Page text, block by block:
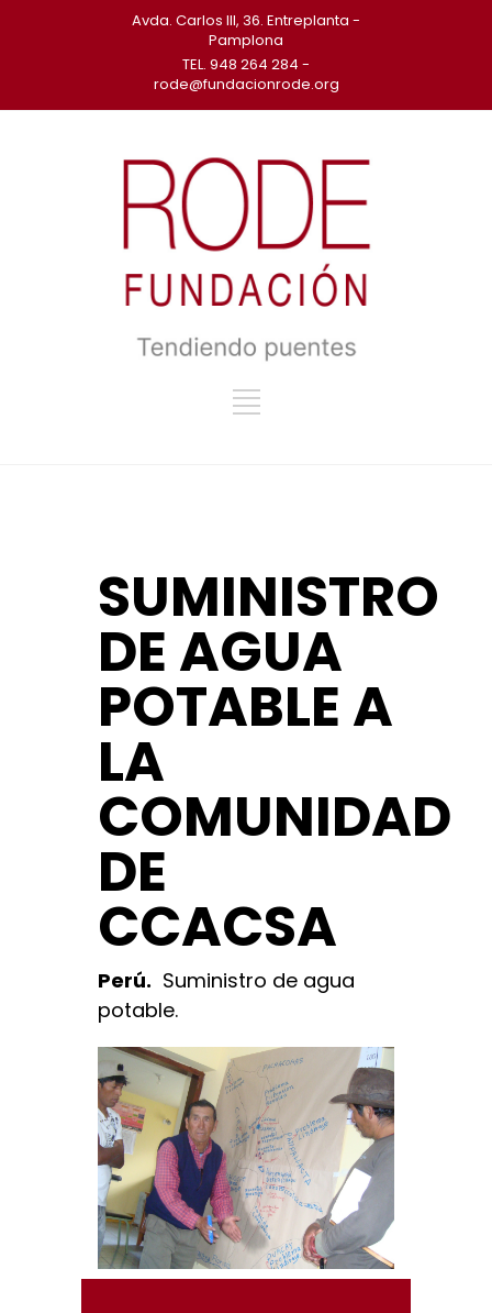
Avda. Carlos III, 36. Entreplanta -
Pamplona
TEL. 948 264 284 -
rode@fundacionrode.org
SUMINISTRO
DE AGUA
POTABLE A
LA
COMUNIDAD
DE
CCACSA
Perú. Suministro de agua
potable.